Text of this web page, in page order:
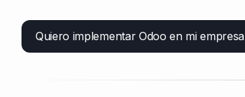
Quiero implementar Odoo en mi empresa